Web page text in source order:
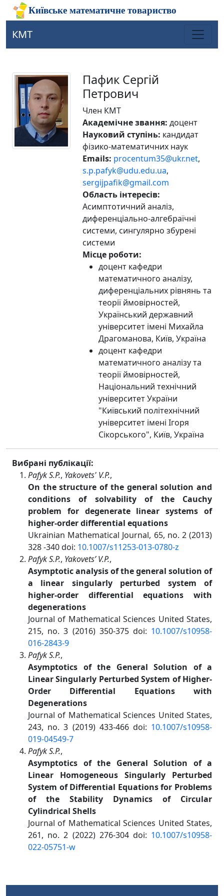
КМТ
Пафик Сергій
Петрович
Член КМТ
Академічне звання: доцент
Науковий ступінь: кандидат
фізико-математичних наук
Emails: procentum35@ukr.net,
s.p.pafyk@udu.edu.ua,
sergijpafik@gmail.com
Область інтересів:
Асимптотичний аналіз,
диференціально-алгебраїчні
системи, сингулярно збурені
системи
Місце роботи:
доцент кафедри
математичного аналізу,
диференціальних рівнянь та
теорії ймовірностей,
Український державний
університет імені Михайла
Драгоманова, Київ, Україна
доцент кафедри
математичного аналізу та
теорії ймовірностей,
Національний технічний
університет України
"Київський політехнічний
університет імені Ігоря
Сікорського", Київ, Україна
Вибрані публікації:
Pafyk S.P., Yakovets' V.P.,
On the structure of the general solution and
conditions of solvability of the Cauchy
problem for degenerate linear systems of
higher-order differential equations
Ukrainian Mathematical Journal, 65, no. 2 (2013)
328 -340 doi: 10.1007/s11253-013-0780-z
Pafyk S.P., Yakovets’ V.P.,
Asymptotic analysis of the general solution of
a linear singularly perturbed system of
higher-order differential equations with
degenerations
Journal of Mathematical Sciences United States,
215, no. 3 (2016) 350-375 doi: 10.1007/s10958-
016-2843-9
Pafyk S.P.,
Asymptotics of the General Solution of a
Linear Singularly Perturbed System of Higher-
Order Differential Equations with
Degenerations
Journal of Mathematical Sciences United States,
243, no. 3 (2019) 433-466 doi: 10.1007/s10958-
019-04549-7
Pafyk S.P.,
Asymptotics of the General Solution of a
Linear Homogeneous Singularly Perturbed
System of Differential Equations for Problems
of the Stability Dynamics of Circular
Cylindrical Shells
Journal of Mathematical Sciences United States,
261, no. 2 (2022) 276-304 doi: 10.1007/s10958-
022-05751-w